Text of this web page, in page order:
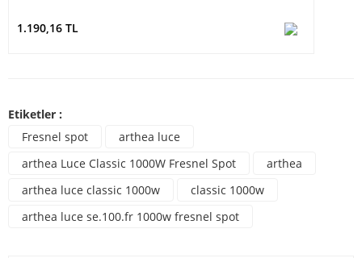
1.190,16 TL
Etiketler :
Fresnel spot
arthea luce
arthea Luce Classic 1000W Fresnel Spot
arthea
arthea luce classic 1000w
classic 1000w
arthea luce se.100.fr 1000w fresnel spot